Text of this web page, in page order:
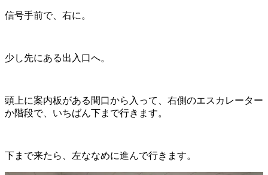
信号手前で、右に。
少し先にある出入口へ。
頭上に案内板がある間口から入って、右側のエスカレーター
か階段で、いちばん下まで行きます。
下まで来たら、左ななめに進んで行きます。